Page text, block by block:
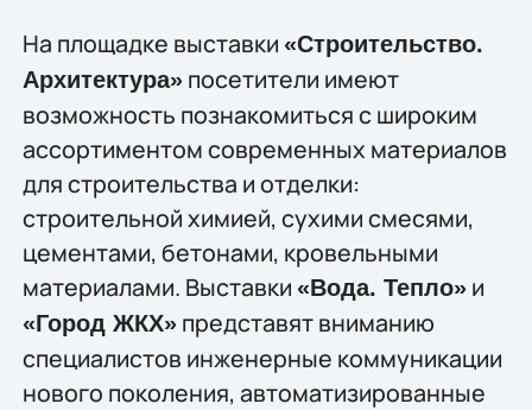
На площадке выставки «Строительство.
Архитектура»посетители имеют
возможность познакомиться с широким
ассортиментом современных материалов
для строительства и отделки:
строительной химией, сухими смесями,
цементами, бетонами, кровельными
материалами. Выставки «Вода. Тепло»и
«Город ЖКХ»представят вниманию
специалистов инженерные коммуникации
нового поколения, автоматизированные